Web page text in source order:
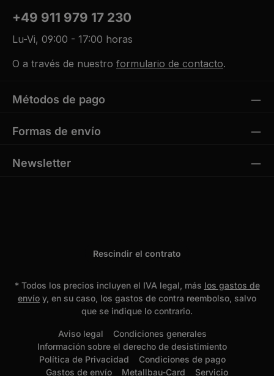
+49 911 979 17 230
Lu-Vi, 09:00 - 17:00 horas
O a través de nuestro formulario de contacto.
Métodos de pago
Formas de envío
Newsletter
Rescindir el contrato
* Todos los precios incluyen el IVA legal, más los gastos de
envío y, en su caso, los gastos de contra reembolso, salvo
que se indique lo contrario.
Aviso legal
Condiciones generales
Información sobre el derecho de desistimiento
Política de Privacidad
Condiciones de pago
Gastos de envío
Metallbau-Card Servicio